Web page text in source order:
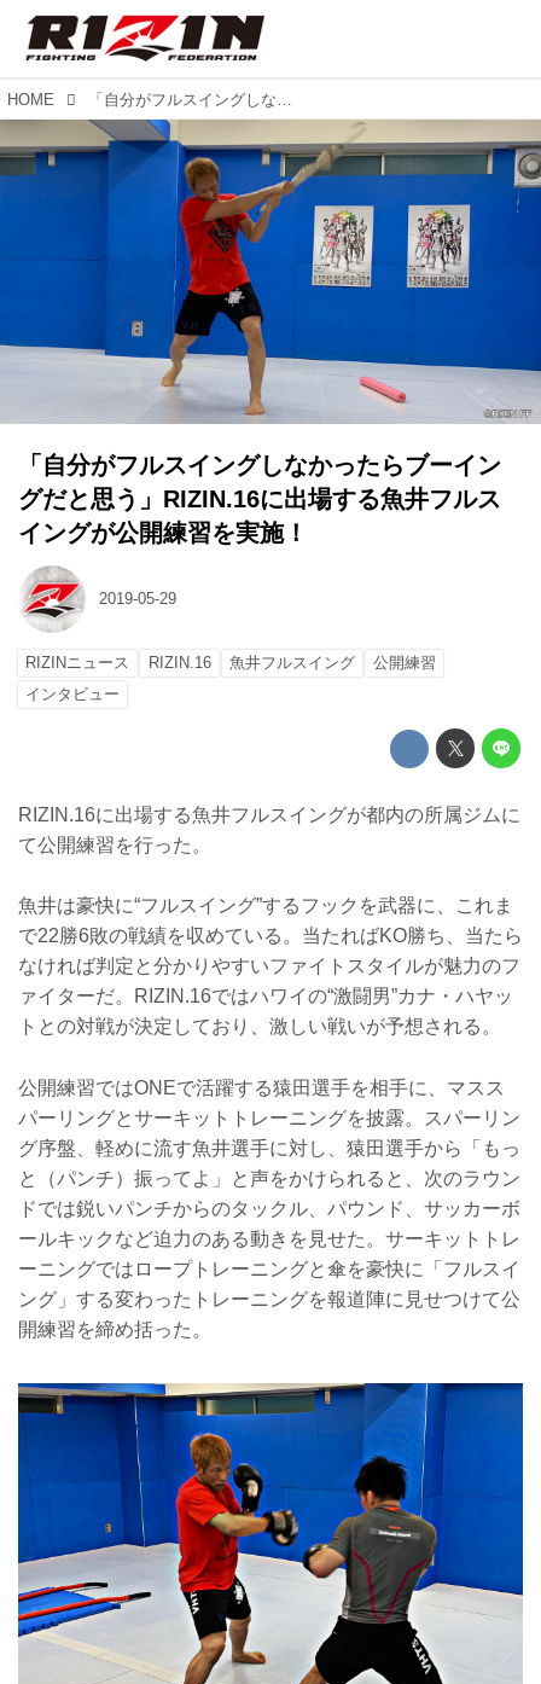
HOME 「自分がフルスイングしなかったらブーイングだと思う」RIZIN.16に出場する魚井フルスイングが公開練習を実施！
「自分がフルスイングしなかったらブーイン
グだと思う」RIZIN.16に出場する魚井フルス
イングが公開練習を実施！
2019-05-29
RIZINニュース RIZIN.16 魚井フルスイング
公開練習
インタビュー
RIZIN.16に出場する魚井フルスイングが都内の所属ジムに
て公開練習を行った。
魚井は豪快に“フルスイング”するフックを武器に、これま
で22勝6敗の戦績を収めている。当たればKO勝ち、当たら
なければ判定と分かりやすいファイトスタイルが魅力のフ
ァイターだ。RIZIN.16ではハワイの“激闘男”カナ・ハヤッ
トとの対戦が決定しており、激しい戦いが予想される。
公開練習ではONEで活躍する猿田選手を相手に、マスス
パーリングとサーキットトレーニングを披露。スパーリン
グ序盤、軽めに流す魚井選手に対し、猿田選手から「もっ
と（パンチ）振ってよ」と声をかけられると、次のラウン
ドでは鋭いパンチからのタックル、パウンド、サッカーボ
ールキックなど迫力のある動きを見せた。サーキットトレ
ーニングではロープトレーニングと傘を豪快に「フルスイ
ング」する変わったトレーニングを報道陣に見せつけて公
開練習を締め括った。